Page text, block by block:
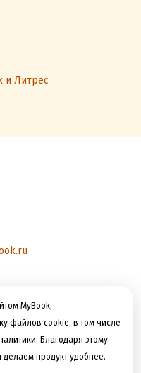
MyBook,
файлов cookie, в том числе
Благодаря этому
продукт удобнее.
и Литрес